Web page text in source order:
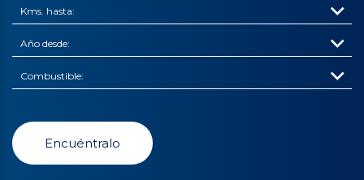
Kms. hasta
Año desde
Combustible
Encuéntralo